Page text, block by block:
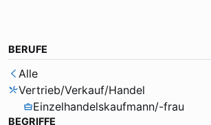
BERUFE
Alle
Vertrieb/Verkauf/Handel
Einzelhandelskaufmann/-frau
BEGRIFFE